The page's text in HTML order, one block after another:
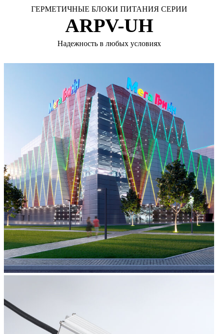
ГЕРМЕТИЧНЫЕ БЛОКИ ПИТАНИЯ СЕРИИ
ARPV-UH
Надежность в любых условиях